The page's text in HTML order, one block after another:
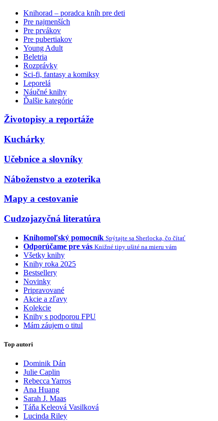
Knihorad – poradca kníh pre deti
Pre najmenších
Pre prvákov
Pre pubertiakov
Young Adult
Beletria
Rozprávky
Sci-fi, fantasy a komiksy
Leporelá
Náučné knihy
Ďalšie kategórie
Životopisy a reportáže
Kuchárky
Učebnice a slovníky
Náboženstvo a ezoterika
Mapy a cestovanie
Cudzojazyčná literatúra
Knihomoľský pomocník Spýtajte sa Sherlocka, čo čítať
Odporúčame pre vás Knižné tipy ušité na mieru vám
Všetky knihy
Knihy roka 2025
Bestsellery
Novinky
Pripravované
Akcie a zľavy
Kolekcie
Knihy s podporou FPU
Mám záujem o titul
Top autori
Dominik Dán
Julie Caplin
Rebecca Yarros
Ana Huang
Sarah J. Maas
Táňa Keleová Vasilková
Lucinda Riley